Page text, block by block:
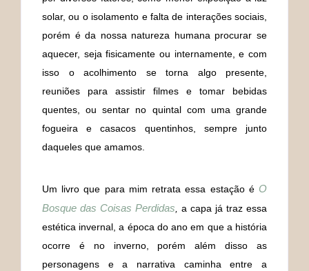
solar, ou o isolamento e falta de interações sociais,
porém é da nossa natureza humana procurar se
aquecer, seja fisicamente ou internamente, e com
isso o acolhimento se torna algo presente,
reuniões para assistir filmes e tomar bebidas
quentes, ou sentar no quintal com uma grande
fogueira e casacos quentinhos, sempre junto
daqueles que amamos.
Um livro que para mim retrata essa estação é O
Bosque das Coisas Perdidas
a capa já traz essa
estética invernal, a época do ano em que a história
ocorre é no inverno, porém além disso as
personagens e a narrativa caminha entre a